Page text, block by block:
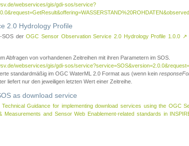
webservices/gis/gdi-sos/service?
2.0 Hydrology Profile
SOS derOGC Sensor Observation Service 2.0 Hydrology Profile 1.0.0 ↗
Abfragen von vorhandenen Zeitreihen mit ihren Parametern im SOS.
webservices/gis/gdi-sos/
standardmäßig im OGC WaterML 2.0 Format aus (wenn kein
liefert nur den jeweiligen letzten Wert einer Zeitreihe.
as download service
Technical Guidance for implementing download services using the OGC
and Sensor Web Enablement-related standards in